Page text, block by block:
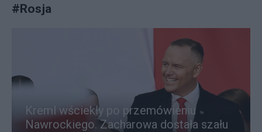
#Rosja
Kreml wściekły po przemówieniu
Nawrockiego. Zacharowa dostała szału